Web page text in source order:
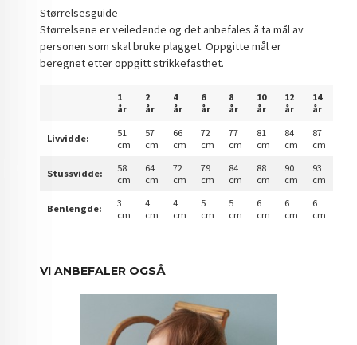
Størrelsesguide
Størrelsene er veiledende og det anbefales å ta mål av
personen som skal bruke plagget. Oppgitte mål er
beregnet etter oppgitt strikkefasthet.
1
år
2
år
4
år
6
år
8
år
10
år
12
år
14
år
Livvidde:
51
cm
57
cm
66
cm
72
cm
77
cm
81
cm
84
cm
87
cm
Stussvidde:
58
cm
64
cm
72
cm
79
cm
84
cm
88
cm
90
cm
93
cm
Benlengde:
3
cm
4
cm
4
cm
5
cm
5
cm
6
cm
6
cm
6
cm
VI ANBEFALER OGSÅ